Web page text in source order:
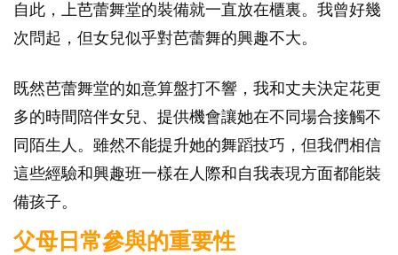
自此，上芭蕾舞堂的裝備就一直放在櫃裏。我曾好幾
次問起，但女兒似乎對芭蕾舞的興趣不大。
既然芭蕾舞堂的如意算盤打不響，我和丈夫決定花更
多的時間陪伴女兒、提供機會讓她在不同場合接觸不
同陌生人。雖然不能提升她的舞蹈技巧，但我們相信
這些經驗和興趣班一樣在人際和自我表現方面都能裝
備孩子。
父母日常參與的重要性